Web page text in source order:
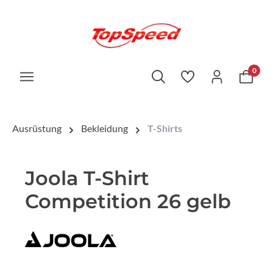
0
Ausrüstung Bekleidung T-Shirts
Joola T-Shirt
Competition 26 gelb